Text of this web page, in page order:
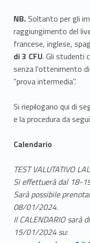
NB.Soltanto per gli
raggiungimento del
francese, inglese,
di 3 CFU. Gli studenti
senza l'ottenimento di
"prova intermedia".
Si riepilogano qui di
e la procedura da
Calendario
TEST VALUTATIVO
Si effettuerà dal 18-
Sarà possibile
08/01/2024.
Il CALENDARIO sarà
15/01/2024 su: